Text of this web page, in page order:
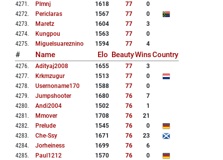
4271 . Plmnj 1618 77
0
4272. Periclaras 1567 77
0
4273. Maretz 1604 77
3
4274. Kungpou 1563 77
0
4275. Miguelsuareznino 1594 77 4
# Name Elo BeautyWinsCountry
4276. Adityaj2008 1655 77
3
4277. Krkmzugur 1513 77
0
4278. Usernoname170 1588 77
0
4279. Jumpshooter 1680 76
7
4280. Andi2004 1502 76
1
4281 . Mmover 1708 76
21
4282. Prelude 1545 76
0
4283. Che-Ssy 1671 76
23
4284. Jorheiness 1699 76
6
4285. Paul1212 1570 76
0